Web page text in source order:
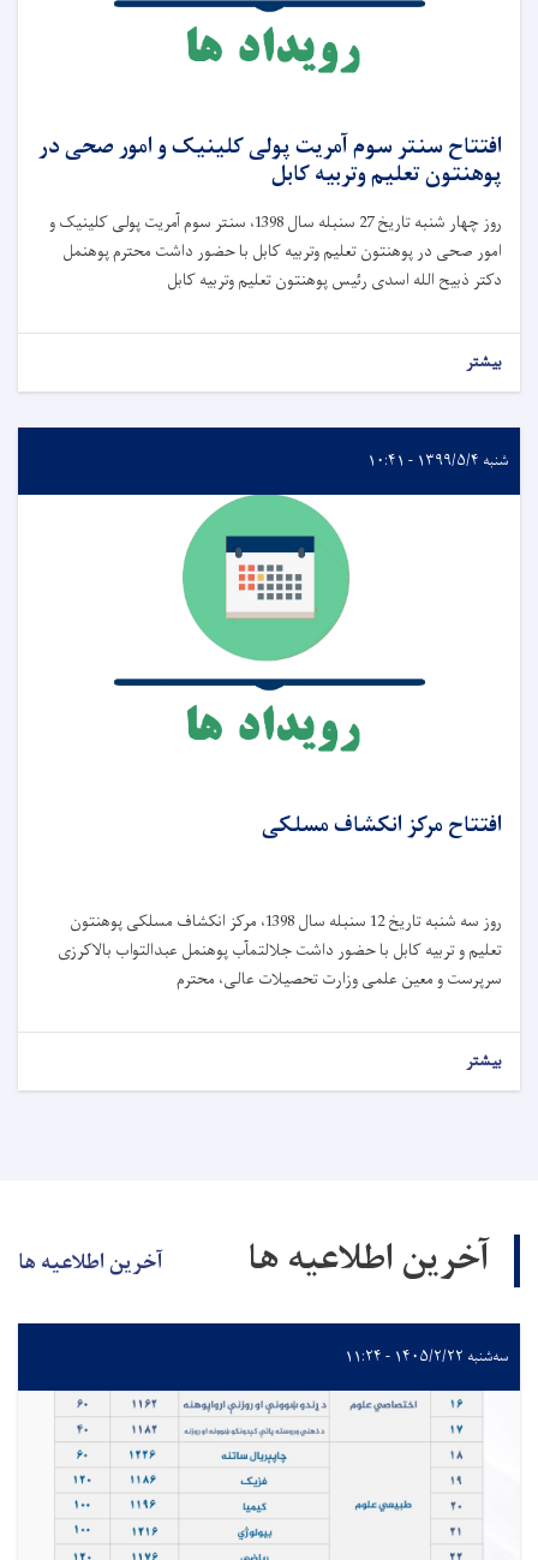
افتتاح سنتر سوم آمریت پولی کلینیک و امور صحی در
پوهنتون تعلیم وتربیه کابل
روز چهار شنبه تاریخ 27 سنبله سال 1398، سنتر سوم آمریت پولی کلینیک و
امور صحی در پوهنتون تعلیم وتربیه کابل با حضور داشت محترم پوهنمل
دکتر ذبیح الله اسدی رئیس پوهنتون تعلیم وتربیه کابل
بیشتر
شنبه ۱۳۹۹/۵/۴ - ۱۰:۴۱
افتتاح مرکز انکشاف مسلکی
روز سه شنبه تاریخ 12 سنبله سال 1398، مرکز انکشاف مسلکی پوهنتون
تعلیم و تربیه کابل با حضور داشت جلالتمآب پوهنمل عبدالتواب بالاکرزی
سرپرست و معین علمی وزارت تحصیلات عالی، محترم
بیشتر
آخرین اطلاعیه ها آخرین اطلاعیه ها
سه‌شنبه ۱۴۰۵/۲/۲۲ - ۱۱:۲۴